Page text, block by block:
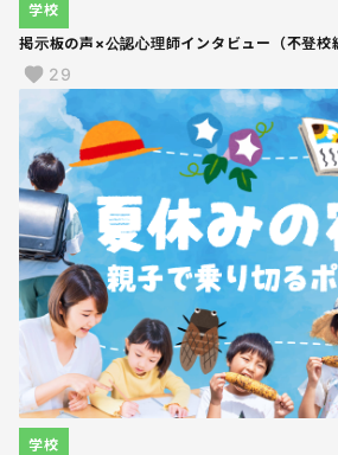
掲示板の声×公認心理師インタビュー（不登校
学校
29
学校